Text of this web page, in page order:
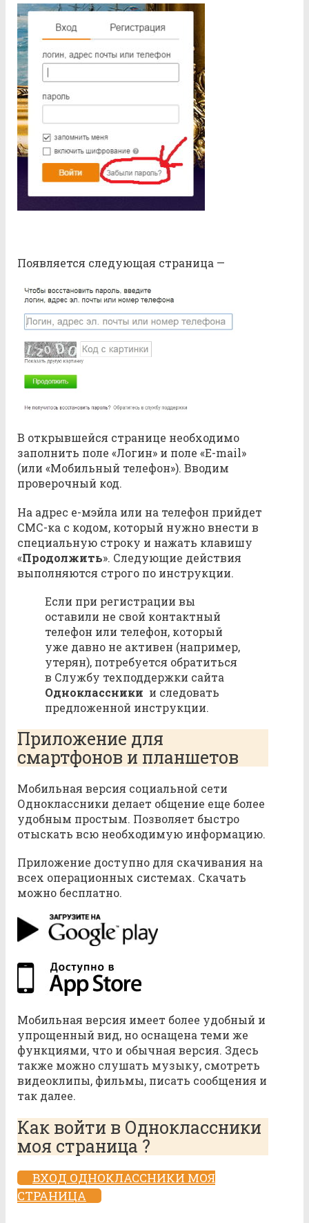
Появляется следующая страница —
В открывшейся странице необходимо
заполнить поле «Логин» и поле «E-mail»
(или «Мобильный телефон»). Вводим
проверочный код.
На адрес e-мэйла или на телефон прийдет
СМС-ка с кодом, который нужно внести в
специальную строку и нажать клавишу
«Продолжить». Следующие действия
выполняются строго по инструкции.
Если при регистрации вы
оставили не свой контактный
телефон или телефон, который
уже давно не активен (например,
утерян), потребуется обратиться
в Службу техподдержки сайта
Одноклассники и следовать
предложенной инструкции.
Приложение для
смартфонов и планшетов
Мобильная версия социальной сети
Одноклассники делает общение еще более
удобным простым. Позволяет быстро
отыскать всю необходимую информацию.
Приложение доступно для скачивания на
всех операционных системах. Скачать
можно бесплатно.
Мобильная версия имеет более удобный и
упрощенный вид, но оснащена теми же
функциями, что и обычная версия. Здесь
также можно слушать музыку, смотреть
видеоклипы, фильмы, писать сообщения и
так далее.
Как войти в Одноклассники
моя страница ?
ВХОД ОДНОКЛАССНИКИ МОЯ
СТРАНИЦА